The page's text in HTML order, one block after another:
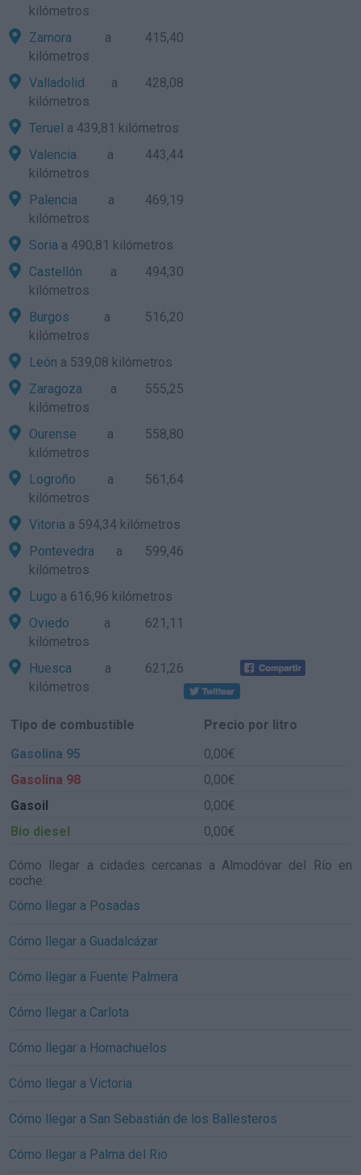
kilómetros
Zamora a 415,40
kilómetros
Valladolid a 428,08
kilómetros
Teruel a 439,81 kilómetros
Valencia a 443,44
kilómetros
Palencia a 469,19
kilómetros
Soria a 490,81 kilómetros
Castellón a 494,30
kilómetros
Burgos a 516,20
kilómetros
León a 539,08 kilómetros
Zaragoza a 555,25
kilómetros
Ourense a 558,80
kilómetros
Logroño a 561,64
kilómetros
Vitoria a 594,34 kilómetros
Pontevedra a 599,46
kilómetros
Lugo a 616,96 kilómetros
Oviedo a 621,11
kilómetros
Huesca a 621,26
kilómetros
Tipo de combustible
Precio por litro
Gasolina 95
0,00€
Gasolina 98
0,00€
Gasoil
0,00€
Bio diesel
0,00€
Cómo llegar a cidades cercanas a Almodóvar del Río en
coche:
Cómo llegar a Posadas
Cómo llegar a Guadalcázar
Cómo llegar a Fuente Palmera
Cómo llegar a Carlota
Cómo llegar a Hornachuelos
Cómo llegar a Victoria
Cómo llegar a San Sebastián de los Ballesteros
Cómo llegar a Palma del Rio